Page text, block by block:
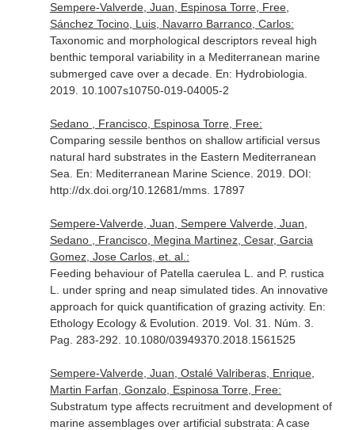
Sempere-Valverde, Juan, Espinosa Torre, Free,
Sánchez Tocino, Luis, Navarro Barranco, Carlos:
Taxonomic and morphological descriptors reveal high
benthic temporal variability in a Mediterranean marine
submerged cave over a decade. En: Hydrobiologia
2019. 10.1007s10750-019-04005-2
Sedano , Francisco, Espinosa Torre, Free:
Comparing sessile benthos on shallow artificial versus
natural hard substrates in the Eastern Mediterranean
Sea. En: Mediterranean Marine Science. 2019. DOI:
http://dx.doi.org/10.12681/mms. 17897
Sempere-Valverde, Juan, Sempere Valverde, Juan,
Sedano , Francisco, Megina Martinez, Cesar, Garcia
Gomez, Jose Carlos, et. al.:
Feeding behaviour of Patella caerulea L. and P. rustica
L. under spring and neap simulated tides. An innovative
approach for quick quantification of grazing activity. En:
Ethology Ecology & Evolution . 2019. Vol. 31. Núm. 3.
Pag. 283-292. 10.1080/03949370.2018.1561525
Sempere-Valverde, Juan, Ostalé Valriberas, Enrique,
Martin Farfan, Gonzalo, Espinosa Torre, Free:
Substratum type affects recruitment and development of
marine assemblages over artificial substrata: A case